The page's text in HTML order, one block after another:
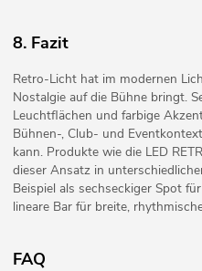
8. Fazit
Retro-Licht hat im modernen
Nostalgie auf die Bühne bringt.
Leuchtflächen und farbige
Bühnen-, Club- und
kann. Produkte wie die LED
dieser Ansatz in
Beispiel als sechseckiger Spot
lineare Bar für breite,
FAQ